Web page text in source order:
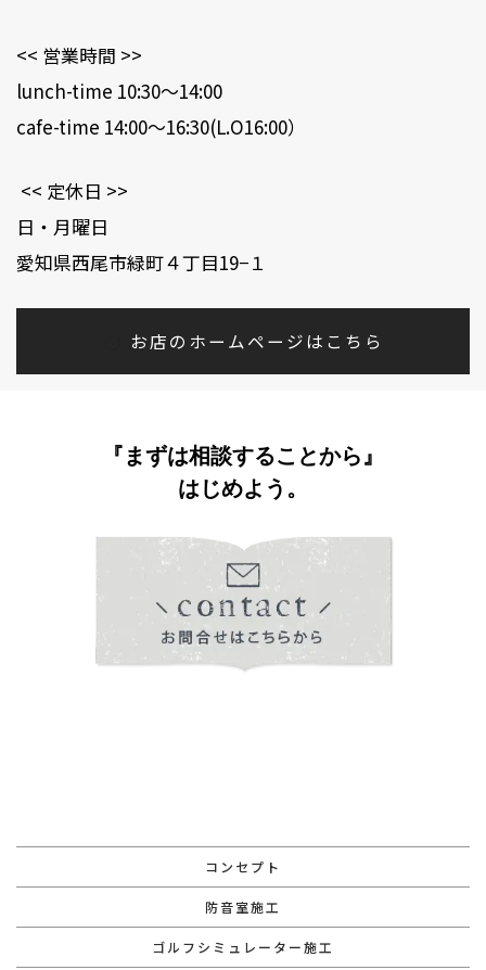
<< 営業時間 >>
lunch-time 10:30～14:00
cafe-time 14:00～16:30(L.O16:00）
<< 定休日 >>
日・月曜日
愛知県西尾市緑町４丁目19−１
お店のホームページはこちら
『まずは相談することから』
はじめよう。
コンセプト
防音室施工
ゴルフシミュレーター施工